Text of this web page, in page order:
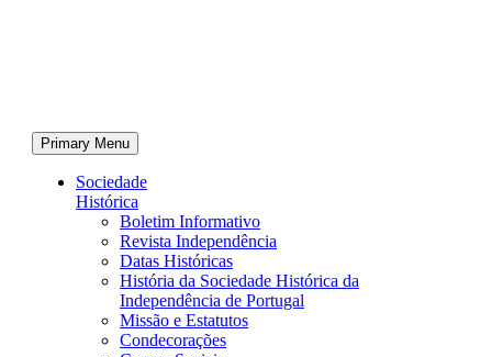
Primary Menu
Sociedade
Histórica
Boletim Informativo
Revista Independência
Datas Históricas
História da Sociedade Histórica da
Independência de Portugal
Missão e Estatutos
Condecorações